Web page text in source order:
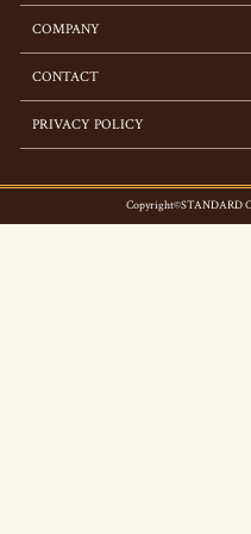
COMPANY
CONTACT
PRIVACY POLICY
Copyright©STANDARD